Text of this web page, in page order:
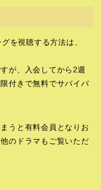
を視聴する方法は、
が、入会してから2週
付きで無料でサバイバ
うと有料会員となりお
のドラマもご覧いただ